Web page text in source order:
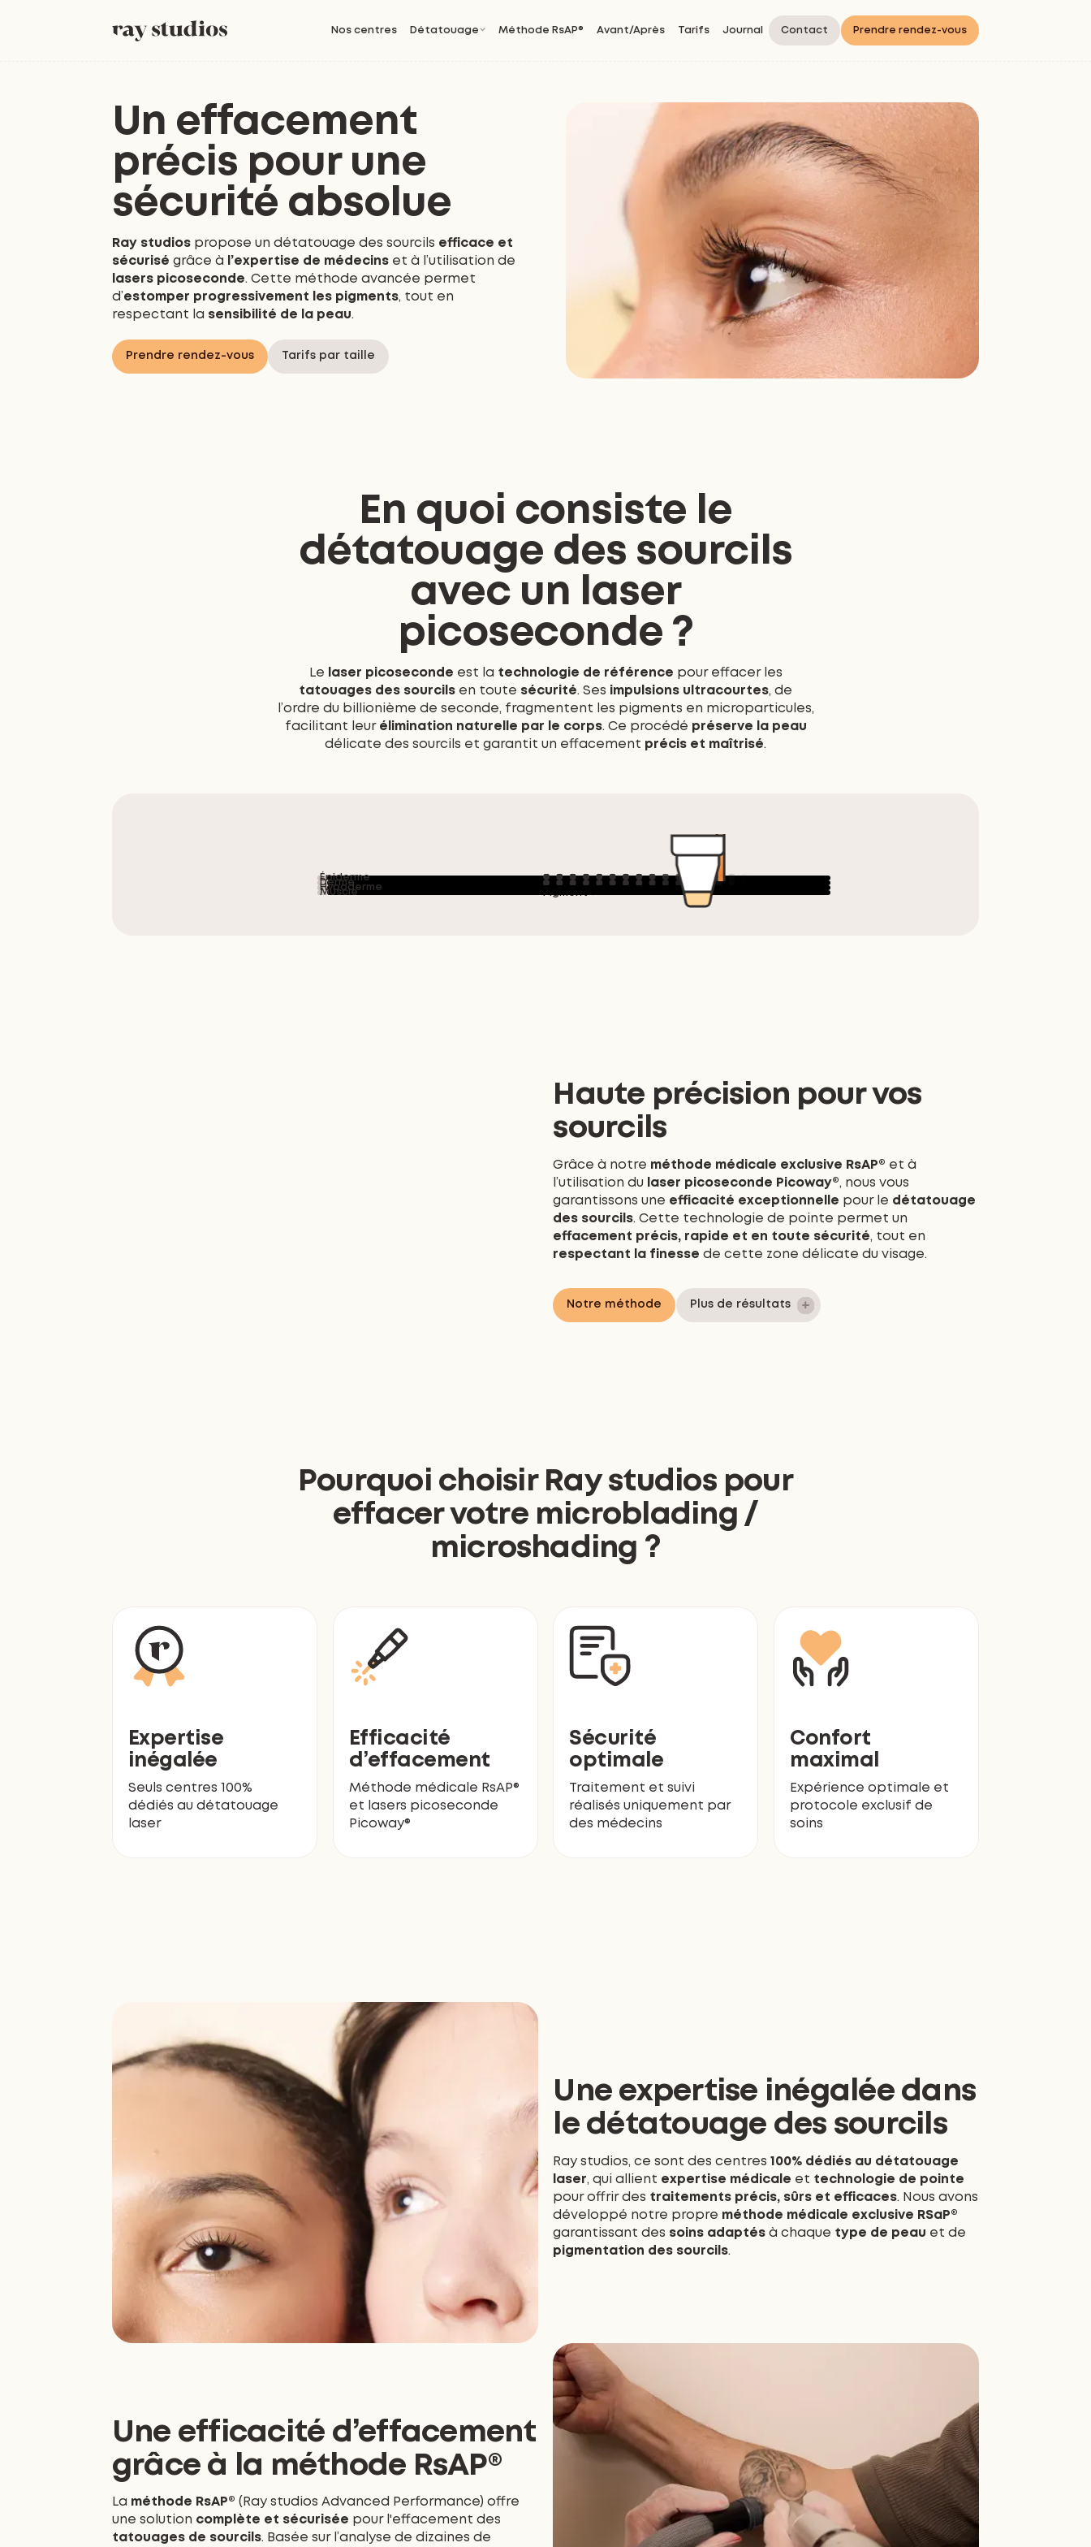
Nos centres Détatouage Méthode RsAP® Avant/Après Tarifs Journal Contact Prendre rendez-vous
Un effacement
précis pour une
sécurité absolue
Ray studiospropose un détatouage des sourcils efficace et
sécurisé grâce à l’expertise de médecinset à l’utilisation de
lasers picoseconde. Cette méthode avancée permet
d’estomper progressivement les pigments, tout en
respectant la sensibilité de la peau.
Prendre rendez-vous Tarifs par taille
En quoi consiste le
détatouage des sourcils
avec un laser
picoseconde ?
Le laser picoseconde est la technologie de référence pour effacer les
tatouages des sourcils en toute sécurité. Ses impulsions ultracourtes, de
l’ordre du billionième de seconde, fragmentent les pigments en microparticules,
facilitant leur élimination naturelle par le corps. Ce procédé préserve la peau
délicate des sourcils et garantit un effacement précis et maîtrisé.
Épiderme
Derme
Hypoderme
Muscle
Haute précision pour vos
sourcils
Grâce à notre méthode médicale exclusive RsAP® et à
l’utilisation du
laser picoseconde Picoway®, nous vous
garantissons une efficacité exceptionnelle pour le détatouage
des sourcils. Cette technologie de pointe permet un
effacement précis, rapide et en toute sécurité, tout en
respectant la finesse de cette zone délicate du visage.
Notre méthode Plus de résultats
Pourquoi choisir Ray studios pour
effacer votre microblading /
microshading ?
Expertise
inégalée
Seuls centres 100%
dédiés au détatouage
laser
Efficacité
d’effacement
Méthode médicale RsAP®
et lasers picoseconde
Picoway®
Sécurité
optimale
Traitement et suivi
réalisés uniquement par
des médecins
Confort
maximal
Expérience optimale et
protocole exclusif de
soins
Une expertise inégalée dans
le détatouage des sourcils
Ray studios, ce sont des centres100% dédiés au détatouage
laser, qui allient expertise médicale et technologie de pointe
pour offrir des traitements précis, sûrs et efficaces. Nous avons
développé notre propre méthode médicale exclusive RSaP®
garantissant des soins adaptés à chaque type de peau et de
pigmentation des sourcils.
Une efficacité d’effacement
grâce à la méthode RsAP®
La méthode RsAP® (Ray studios Advanced Performance) offre
une solution complète et sécurisée pour l'effacement des
tatouages de sourcils. Basée sur l’analyse de dizaines de